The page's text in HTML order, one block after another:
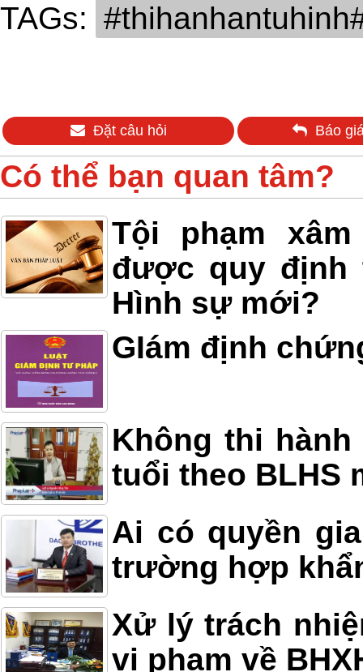
TAGs:
Đặt câu hỏi Báo
Có thể bạn quan tâm?
Tội phạm
được quy định
Hình sự mới?
GIám định
Không thi
tuổi theo BLHS
Ai có quyền
trường hợp
Xử lý trách
vi phạm về